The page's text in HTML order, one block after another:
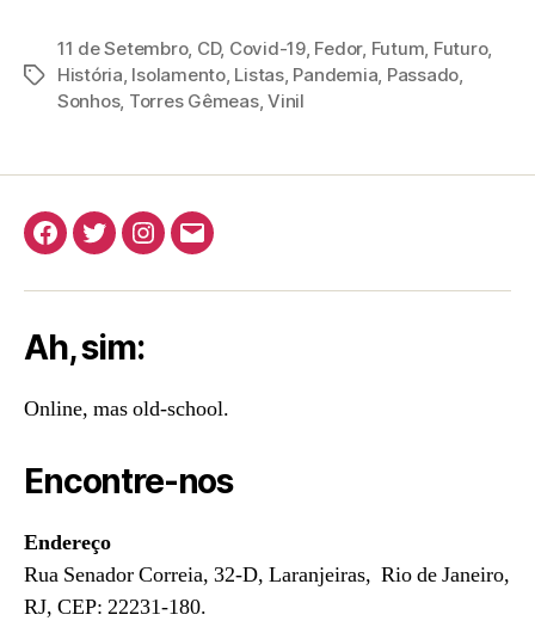
Tags
11 de Setembro, CD, Covid-19, Fedor, Futum, Futuro,
História, Isolamento, Listas, Pandemia, Passado,
Sonhos, Torres Gêmeas,Vinil
Facebook
TwitterInstagram
E-
Ah, sim:
Online, mas old-school.
Encontre-nos
Endereço
Rua Senador Correia, 32-D, Laranjeiras, Rio de Janeiro,
RJ, CEP: 22231-180.